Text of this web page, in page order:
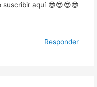
suscribir aquí 😎😎😎😎
Responder